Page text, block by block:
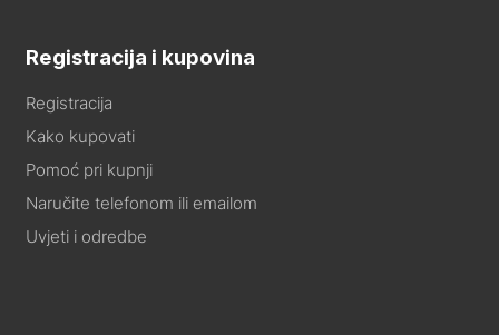
Registracija i kupovina
Registracija
Kako kupovati
Pomoć pri kupnji
Naručite telefonom ili emailom
Uvjeti i odredbe